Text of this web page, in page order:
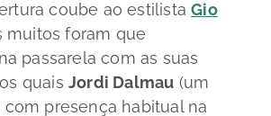
coube ao estilistaGio
muitos foram que
passarela com as suas
quais Jordi Dalmau (um
presença habitual na